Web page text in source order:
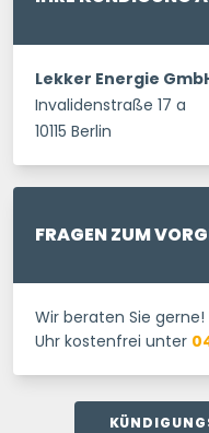
Lekker Energie
Invalidenstraße 17 a
10115 Berlin
FRAGEN ZUM
Wir beraten Sie gerne!
Uhr kostenfrei unter